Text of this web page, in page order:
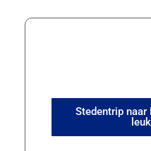
Stedentrip